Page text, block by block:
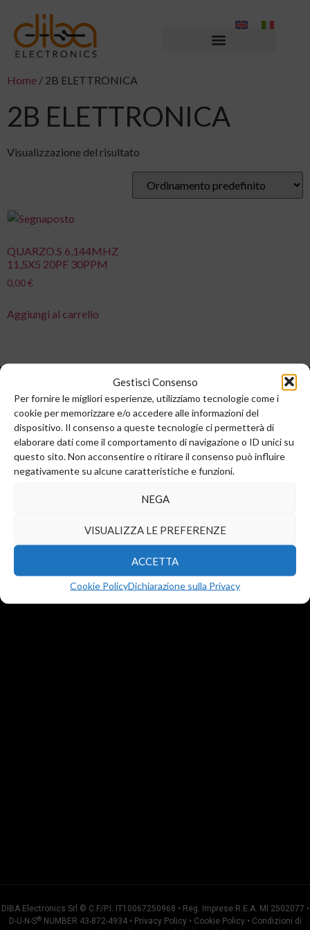
Gestisci Consenso
Per fornire le migliori esperienze, utilizziamo tecnologie come i
cookie per memorizzare e/o accedere alle informazioni del
dispositivo. Il consenso a queste tecnologie ci permetterà di
elaborare dati come il comportamento di navigazione o ID unici su
questo sito. Non acconsentire o ritirare il consenso può influire
negativamente su alcune caratteristiche e funzioni.
NEGA
VISUALIZZA LE PREFERENZE
ACCETTA
Cookie PolicyDichiarazione sulla Privacy
Home / 2B ELETTRONICA
2B ELETTRONICA
Visualizzazione del risultato
QUARZO.S 6,144MHZ
11,5X5 20PF 30PPM
0,00€
Aggiungi al carrello
Sede legale e commerciale:
DIBA Electronics Srl © C.F/P.I. IT10067250968 • Reg. Imprese R.E.A. MI 2502077 •
D-U-N-S®NUMBER 43-872-4934 • Privacy Policy• Cookie Policy• Condizioni di